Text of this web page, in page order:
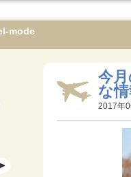
mode
今
な
2017年